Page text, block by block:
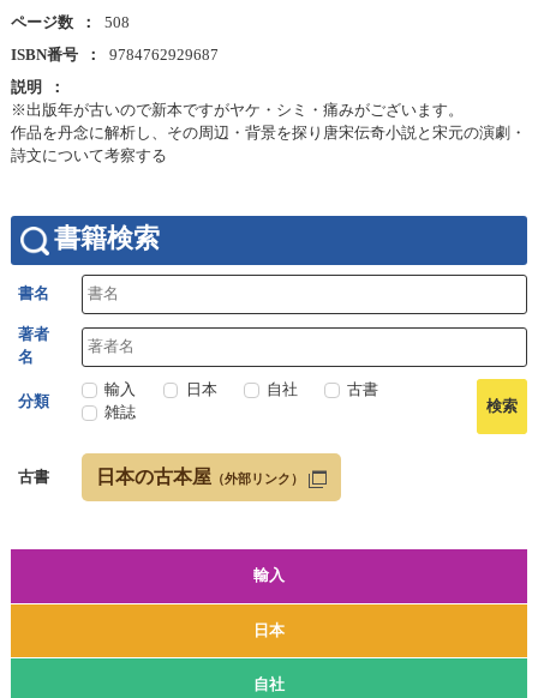
輸入
日本
自社
ページ数
508
ISBN番号
9784762929687
説明
※出版年が古いので新本ですがヤケ・シミ・痛みがございます。
作品を丹念に解析し、その周辺・背景を探り唐宋伝奇小説と宋元の演劇・
詩文について考察する
書籍検索
書名
著者
名
分類
輸入 日本 自社
古書
雑誌
古書 日本の古本屋 （外部リンク）